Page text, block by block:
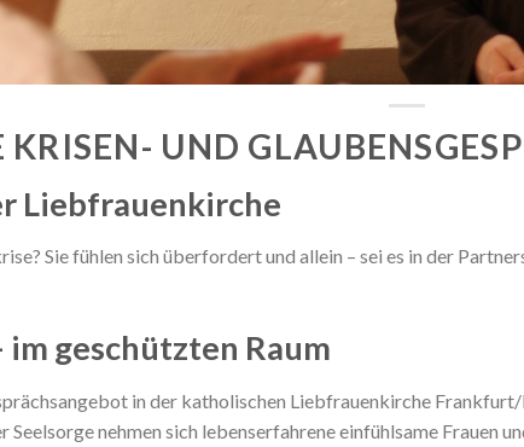
KRISEN- UND
Liebfrauenkirche
Sie fühlen sich überfordert und allein – sei es in der
im geschützten Raum
in der katholischen Liebfrauenkirche
Seelsorge nehmen sich lebenserfahrene einfühlsame Frauen